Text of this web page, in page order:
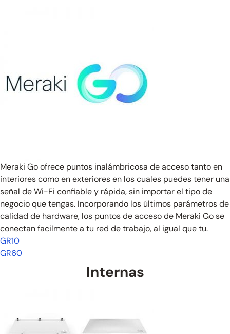
Meraki Go ofrece puntos inalámbricosa de acceso tanto en
interiores como en exteriores en los cuales puedes tener una
señal de Wi-Fi confiable y rápida, sin importar el tipo de
negocio que tengas. Incorporando los últimos parámetros de
calidad de hardware, los puntos de acceso de Meraki Go se
conectan facilmente a tu red de trabajo, al igual que tu.
GR10
GR60
Internas